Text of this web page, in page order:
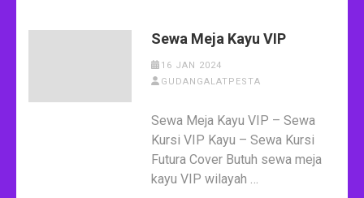
Sewa Meja Kayu VIP
16 JAN 2024
GUDANGALATPESTA
Sewa Meja Kayu VIP – Sewa
Kursi VIP Kayu – Sewa Kursi
Futura Cover Butuh sewa meja
kayu VIP wilayah …